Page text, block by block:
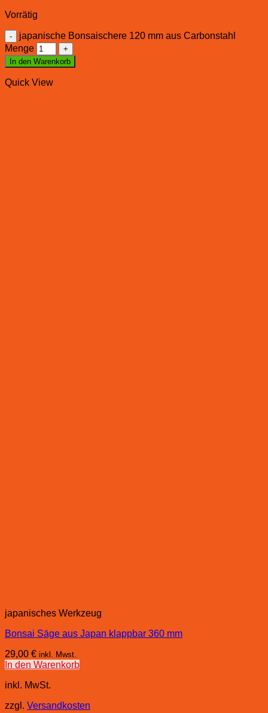
Vorrätig
japanische Bonsaischere 120 mm aus Carbonstahl
Menge
In den Warenkorb
Quick View
japanisches Werkzeug
Bonsai Säge aus Japan klappbar 360 mm
29,00 € inkl. Mwst.
In den Warenkorb
inkl. MwSt.
zzgl. Versandkosten